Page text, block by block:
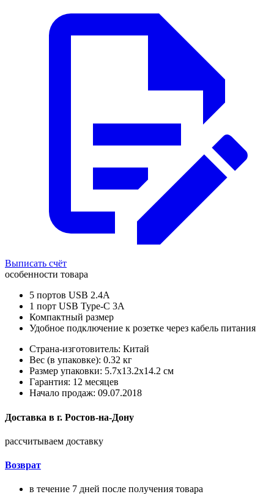
Выписать счёт
особенности товара
5 портов USB 2.4A
1 порт USB Type-C 3A
Компактный размер
Удобное подключение к розетке через кабель питания
Страна-изготовитель: Китай
Вес (в упаковке): 0.32 кг
Размер упаковки: 5.7x13.2x14.2 см
Гарантия: 12 месяцев
Начало продаж: 09.07.2018
Доставка в г. Ростов-на-Дону
рассчитываем доставку
Возврат
в течение 7 дней после получения товара